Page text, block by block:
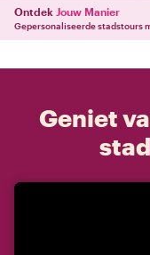
Ontdek Jouw Manier
Gepersonaliseerde stadstours
Geniet